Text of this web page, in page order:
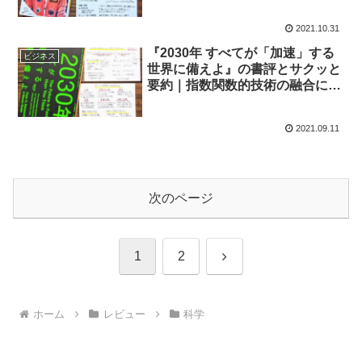
2021.10.31
ビジネス
『2030年 すべてが「加速」する
世界に備えよ』の書評とサクッと
要約｜指数関数的技術の融合によ
2021.09.11
次のページ
1 2 次
ホーム レビュー 科学